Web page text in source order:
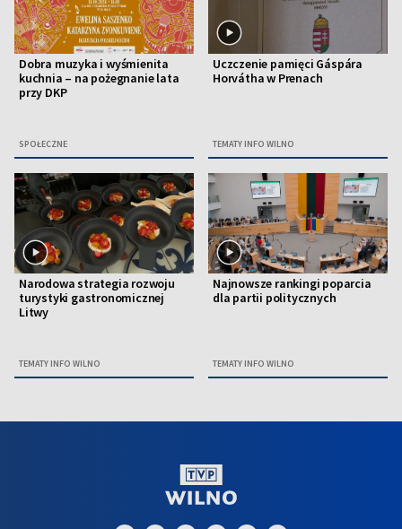
Dobra muzyka i wyśmienita
kuchnia – na pożegnanie lata
przy DKP
SPOŁECZNE
Uczczenie pamięci Gáspára
Horvátha w Prenach
TEMATY INFO WILNO
Narodowa strategia rozwoju
turystyki gastronomicznej
Litwy
TEMATY INFO WILNO
Najnowsze rankingi poparcia
dla partii politycznych
TEMATY INFO WILNO